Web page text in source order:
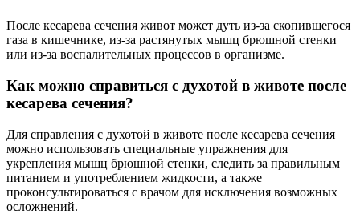
После кесарева сечения живот может дуть из-за скопившегося
газа в кишечнике, из-за растянутых мышц брюшной стенки
или из-за воспалительных процессов в организме.
Как можно справиться с духотой в животе после
кесарева сечения?
Для справления с духотой в животе после кесарева сечения
можно использовать специальные упражнения для
укрепления мышц брюшной стенки, следить за правильным
питанием и употреблением жидкости, а также
проконсультироваться с врачом для исключения возможных
осложнений.